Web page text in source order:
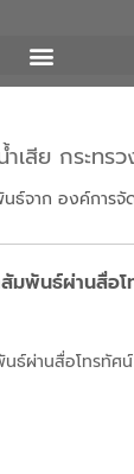
เสีย กระทร
ธ์จาก องค์การจั
มพันธ์ผ่านสื่อโ
ธ์ผ่านสื่อโทรทัศน์